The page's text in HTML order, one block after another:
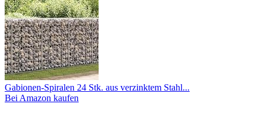
Gabionen-Spiralen 24 Stk. aus verzinktem Stahl...
Bei Amazon kaufen